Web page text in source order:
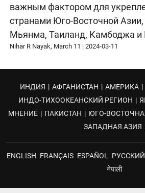
важным фактором для
странами Юго-Восточной
Мьянма, Таиланд, Камбоджа и
Nihar R Nayak, March 11 |2024-03-11
ИНДИЯ | АФГАНИСТАН | АМЕРИКА |
ИНДО-ТИХООКЕАНСКИЙ РЕГИОН |
МНЕНИЕ | ПАКИСТАН | ЮГО-
ЗАПАДНАЯ АЗИЯ
ENGLISH FRANÇAIS ESPAÑOL РУССКИЙ
नेपाली